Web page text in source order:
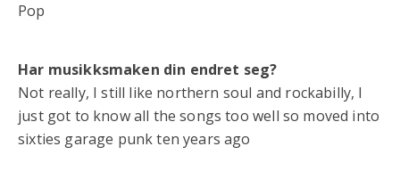
Pop
Har musikksmaken din endret seg?
Not really, I still like northern soul and rockabilly, I
just got to know all the songs too well so moved into
sixties garage punk ten years ago